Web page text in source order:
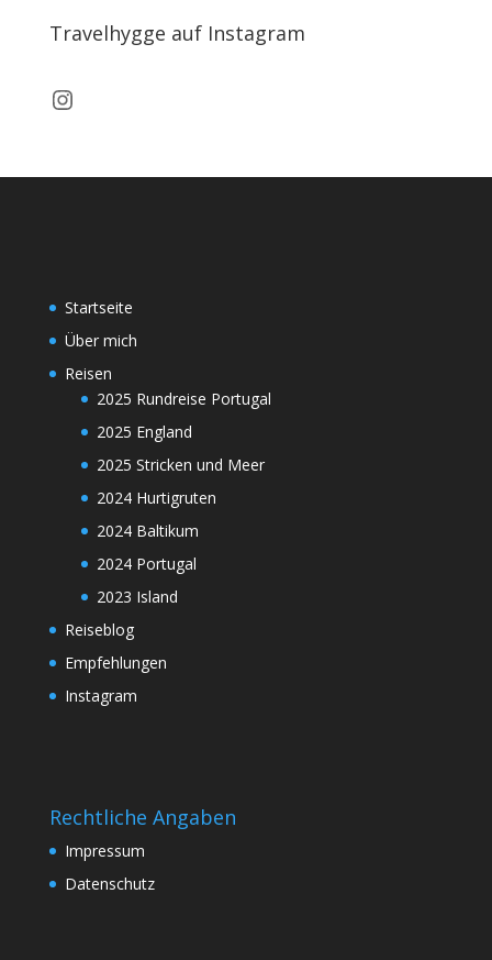
Travelhygge auf Instagram
Travelhygge auf Instagram
Startseite
Über mich
Reisen
2025 Rundreise Portugal
2025 England
2025 Stricken und Meer
2024 Hurtigruten
2024 Baltikum
2024 Portugal
2023 Island
Reiseblog
Empfehlungen
Instagram
Rechtliche Angaben
Impressum
Datenschutz